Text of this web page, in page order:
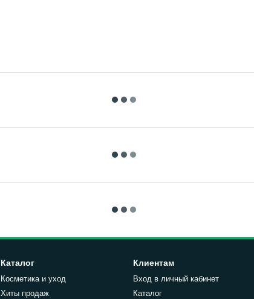
Каталог
Косметика и уход
Хиты продаж
Клиентам
Вход в личный кабинет
Каталог